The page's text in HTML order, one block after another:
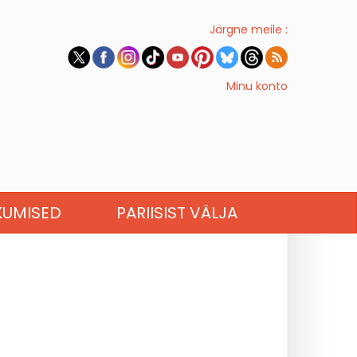
Järgne meile :
Minu konto
PARIISIST VÄLJA